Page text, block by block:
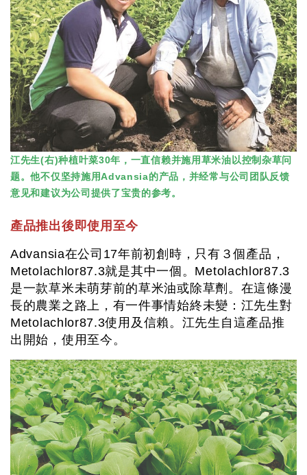
江先生(右)种植叶菜30年，一直信赖并施用草米油以控制杂草问
题。他不仅坚持施用Advansia的产品，并经常与公司团队反馈
意见和建议为公司提供了宝贵的参考。
產品推出後即使用至今
Advansia在公司17年前初創時，只有３個產品，
Metolachlor87.3就是其中一個。Metolachlor87.3
是一款草米未萌芽前的草米油或除草劑。在這條漫
長的農業之路上，有一件事情始終未變：江先生對
Metolachlor87.3使用及信賴。江先生自這產品推
出開始，使用至今。